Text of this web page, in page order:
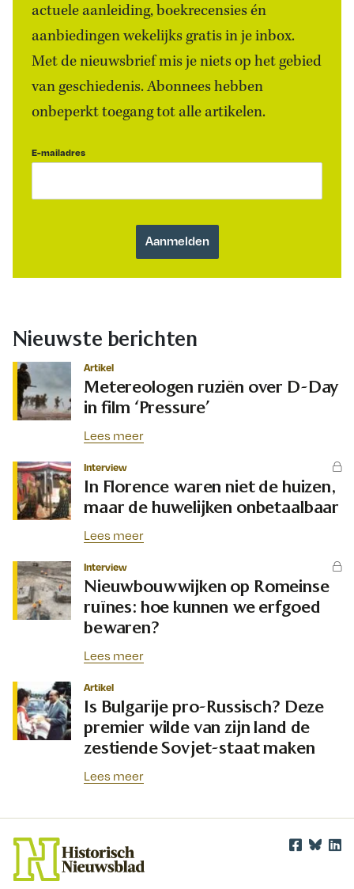
actuele aanleiding, boekrecensies én
aanbiedingen wekelijks gratis in je inbox.
Met de nieuwsbrief mis je niets op het gebied
van geschiedenis. Abonnees hebben
onbeperkt toegang tot alle artikelen.
E-mailadres
Nieuwste berichten
Artikel
Metereologen ruziën over D-Day
in film ‘Pressure’
Lees meer
Interview
In Florence waren niet de huizen,
maar de huwelijken onbetaalbaar
Lees meer
Interview
Nieuwbouwwijken op Romeinse
ruïnes: hoe kunnen we erfgoed
bewaren?
Lees meer
Artikel
Is Bulgarije pro-Russisch? Deze
premier wilde van zijn land de
zestiende Sovjet-staat maken
Lees meer